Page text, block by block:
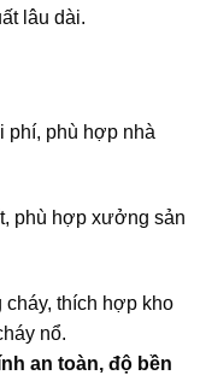
lâu dài.
phí, phù hợp nhà
phù hợp xưởng sản
thích hợp kho
nổ.
an toàn, độ bền